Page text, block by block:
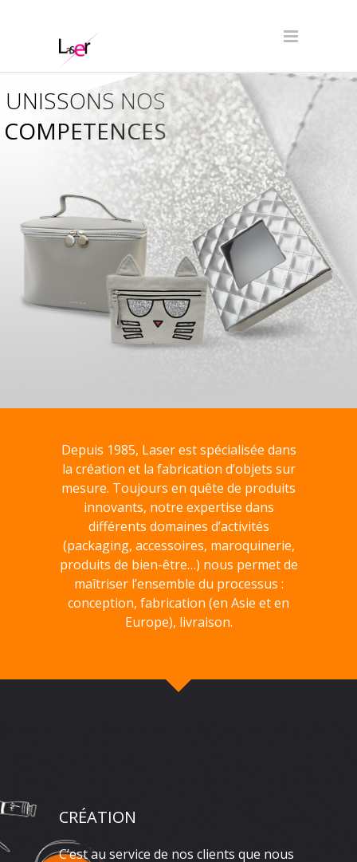
COMPETENCES
UNISSONS NOS
Depuis 1985, Laser est spécialisée dans
la création et la fabrication d’objets sur
mesure. Toujours en quête de produits
innovants, notre expertise dans
différents domaines d’activités
(packaging, accessoires, maroquinerie,
produits de bien-être…) nous permet de
maîtriser l’ensemble du processus :
conception, fabrication (en Asie et en
Europe), livraison.
CRÉATION
C’est au service de nos clients que nous